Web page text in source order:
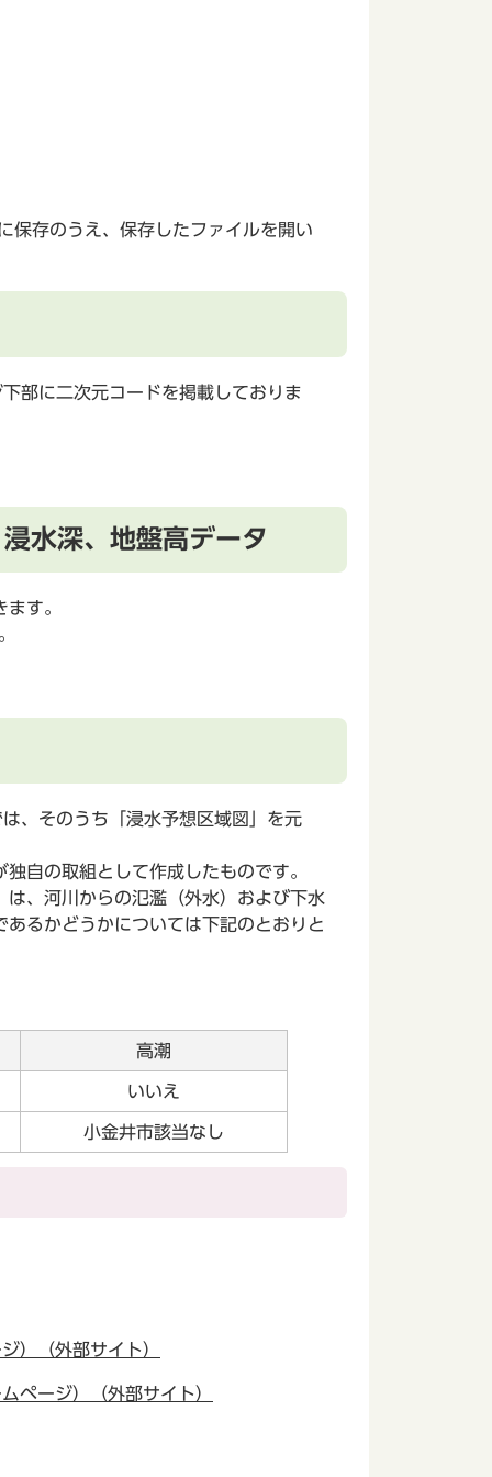
保存のうえ、保存したファイルを開い
部に二次元コードを掲載しておりま
水深、地盤高データ
す。
、そのうち「浸水予想区域図」を元
自の取組として作成したものです。
、河川からの氾濫（外水）および下水
るかどうかについては下記のとおりと
高潮
いいえ
小金井市該当なし
）（外部サイト）
ページ）（外部サイト）